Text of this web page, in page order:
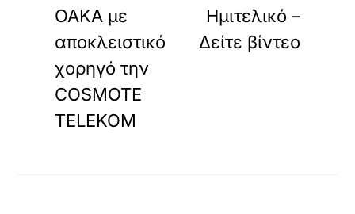
ΟΑΚΑ με
αποκλειστικό
χορηγό την
COSMOTE
TELEKOM
Ημιτελικό –
Δείτε βίντεο